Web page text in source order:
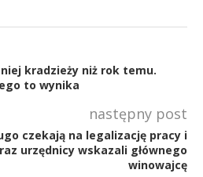
kradzieży niż rok temu.
to wynika
następny post
czekają na legalizację pracy i
urzędnicy wskazali głównego
winowajcę